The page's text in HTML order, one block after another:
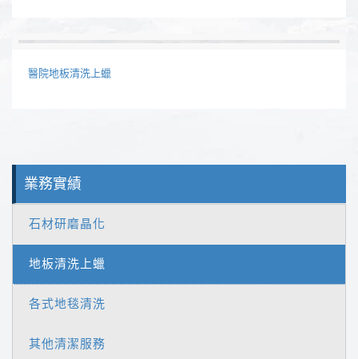
醫院地板清洗上蠟
業務實績
石材研磨晶化
地板清洗上蠟
各式地毯清洗
其他清潔服務